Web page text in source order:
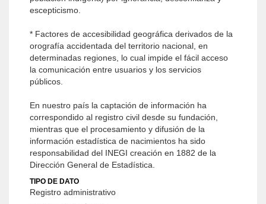
escepticismo.
* Factores de accesibilidad geográfica derivados de la
orografía accidentada del territorio nacional, en
determinadas regiones, lo cual impide el fácil acceso
la comunicación entre usuarios y los servicios
públicos.
En nuestro país la captación de información ha
correspondido al registro civil desde su fundación,
mientras que el procesamiento y difusión de la
información estadística de nacimientos ha sido
responsabilidad del INEGI creación en 1882 de la
Dirección General de Estadística.
TIPO DE DATO
Registro administrativo